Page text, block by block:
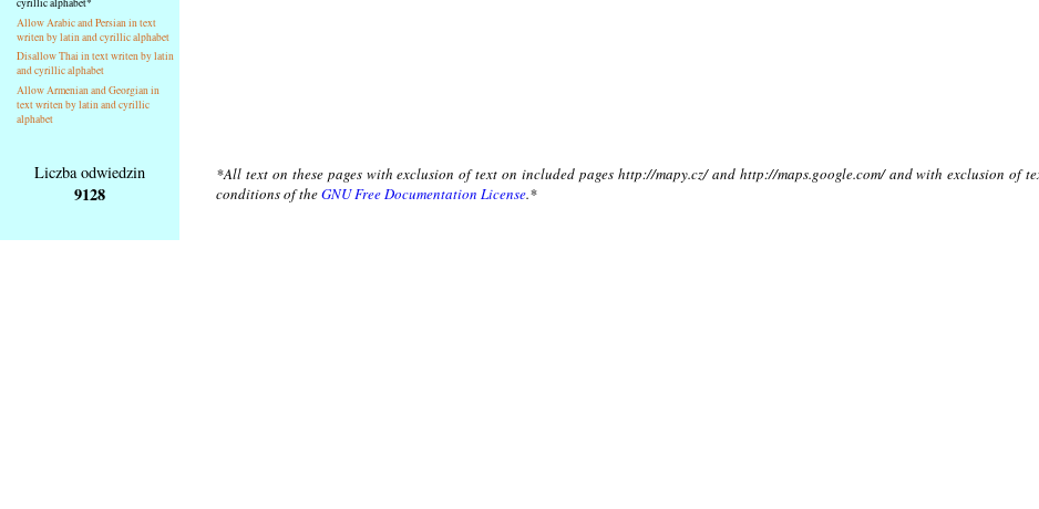
Allow Arabic and Persian in text
writen by latin and cyrillic alphabet
Disallow Thai in text writen by latin
and cyrillic alphabet
Allow Armenian and Georgian in
text writen by latin and cyrillic
alphabet
Liczba odwiedzin
9128
*All text on these pages with exclusion of text on included pages http://mapy.cz/ and http://maps.google.com/ and with exclusion
conditions of theGNU Free Documentation License.*